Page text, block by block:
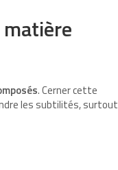
matière
. Cerner cette
les subtilités, surtout